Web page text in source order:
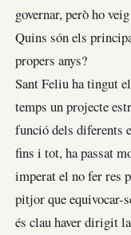
governar, però ho
Quins són els
propers anys?
Sant Feliu ha tingut
temps un projecte
funció dels diferents
fins i tot, ha passat
imperat el no fer res
pitjor que equivocar-
és clau haver dirigit